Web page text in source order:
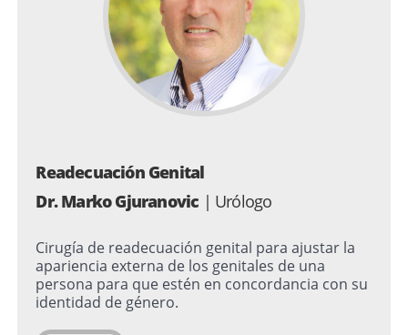
Readecuación Genital
Dr. Marko Gjuranovic | Urólogo
Cirugía de readecuación genital para ajustar la
apariencia externa de los genitales de una
persona para que estén en concordancia con su
identidad de género.